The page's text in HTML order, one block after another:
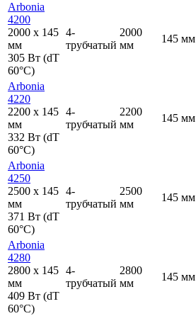
Arbonia
4200
2000 x 145
мм
305 Вт (dT
60°C)
4-
трубчатый
2000
мм
145 мм
Arbonia
4220
2200 x 145
мм
332 Вт (dT
60°C)
4-
трубчатый
2200
мм
145 мм
Arbonia
4250
2500 x 145
мм
371 Вт (dT
60°C)
4-
трубчатый
2500
мм
145 мм
Arbonia
4280
2800 x 145
мм
409 Вт (dT
60°C)
4-
трубчатый
2800
мм
145 мм